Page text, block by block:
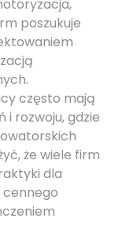
poszukuje
często mają
i rozwoju, gdzie
że wiele firm
dla
cennego